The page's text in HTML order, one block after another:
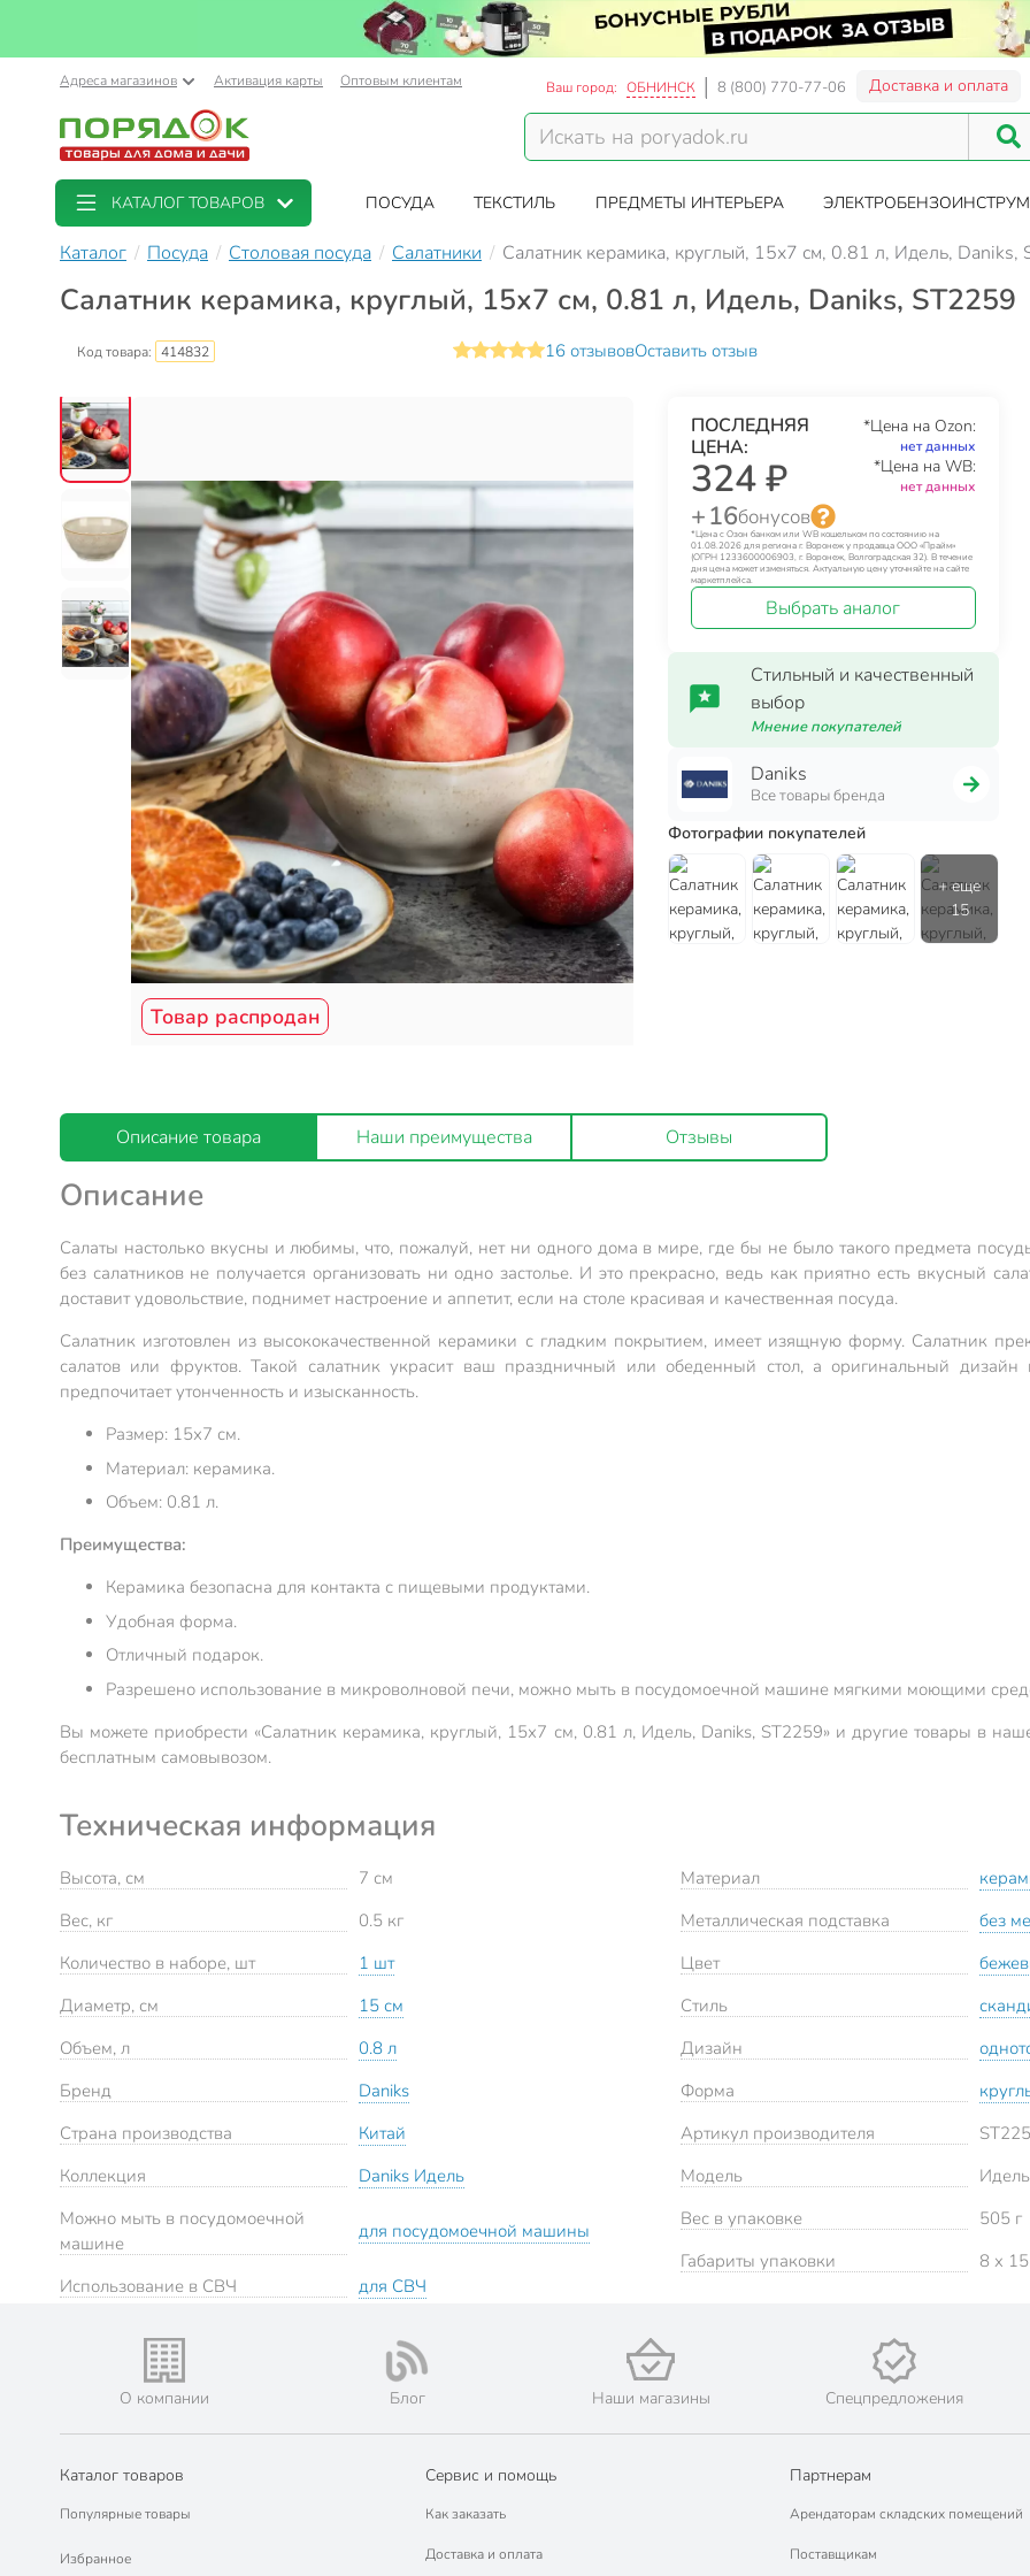
Адреса магазинов Активация карты Оптовым клиентам Ваш город: ОБНИНСК 8 (800) 770-77-06 Доставка и оплата
КАТАЛОГ ТОВАРОВ ПОСУДА ТЕКСТИЛЬ ПРЕДМЕТЫ ИНТЕРЬЕРА
Каталог Посуда Столовая посуда Салатники Салатник керамика, круглый, 15х7 см, 0.81 л, Идель, Daniks,
Салатник керамика, круглый, 15х7 см, 0.81 л, Идель, Daniks, ST2259
Код товара: 414832 16 отзывовОставить отзыв
Товар распродан
ПОСЛЕДНЯЯ
ЦЕНА:
324 ₽
*Цена на Ozon:
нет данных
*Цена на WB:
нет данных
+ 16бонусов
*Цена с Озон банком или WB кошельком по состоянию на
01.08.2026 для региона г. Воронеж у продавца ООО «Прайм»
(ОГРН 1233600006903, г. Воронеж, Волгоградская 32). В течение
дня цена может изменяться. Актуальную цену уточняйте на сайте
маркетплейса.
Выбрать аналог
Стильный и качественный
выбор
Мнение покупателей
Daniks
Все товары бренда
Фотографии покупателей
Описание товара Наши преимущества Отзывы
Описание
Салаты настолько вкусны и любимы, что, пожалуй, нет ни одного дома в мире, где бы не было такого предмета
без салатников не получается организовать ни одно застолье. И это прекрасно, ведь как приятно есть вкусный
доставит удовольствие, поднимет настроение и аппетит, если на столе красивая и качественная посуда.
Салатник изготовлен из высококачественной керамики с гладким покрытием, имеет изящную форму. Салатник
салатов или фруктов. Такой салатник украсит ваш праздничный или обеденный стол, а оригинальный
предпочитает утонченность и изысканность.
Размер: 15х7 см.
Материал: керамика.
Объем: 0.81 л.
Преимущества:
Керамика безопасна для контакта с пищевыми продуктами.
Удобная форма.
Отличный подарок.
Разрешено использование в микроволновой печи, можно мыть в посудомоечной машине мягкими моющими
Вы можете приобрести «Салатник керамика, круглый, 15х7 см, 0.81 л, Идель, Daniks, ST2259» и другие товары в
бесплатным самовывозом.
Техническая информация
Высота, см
7 см
Вес, кг
0.5 кг
Количество в наборе, шт
1 шт
Диаметр, см
15 см
Объем, л
0.8 л
Бренд
Daniks
Страна производства
Китай
Коллекция
Daniks Идель
Можно мыть в посудомоечной
машине
для посудомоечной машины
Использование в СВЧ для СВЧ
Материал
Металлическая подставка
без
Цвет
Стиль
Дизайн
Форма
Артикул производителя
Модель
Идель
Вес в упаковке
505 г
Габариты упаковки
8 x
О компании Блог Наши магазины Спецпредложения
Каталог товаров
Популярные товары
Избранное
Сервис и помощь
Как заказать
Доставка и оплата
Партнерам
Арендаторам складских помещений
Поставщикам